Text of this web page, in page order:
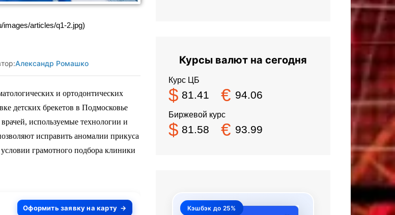
articles/q1-2.jpg)
Александр Ромашко
и ортодонтических
детских брекетов в Подмосковье
используемые технологии и
исправить аномалии прикуса
грамотного подбора клиники
Оформить заявку на карту
Курсы валют на сегодня
Курс ЦБ
$ 81.41 € 94.06
Биржевой курс
$ 81.58 € 93.99
Кэшбэк до 25%